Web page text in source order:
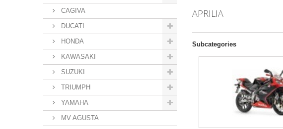
CAGIVA
DUCATI
HONDA
KAWASAKI
SUZUKI
TRIUMPH
YAMAHA
MV AGUSTA
APRILIA
Subcategories